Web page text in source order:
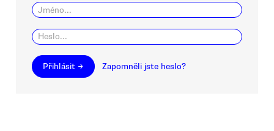
Přihlásit → Zapomněli jste heslo?